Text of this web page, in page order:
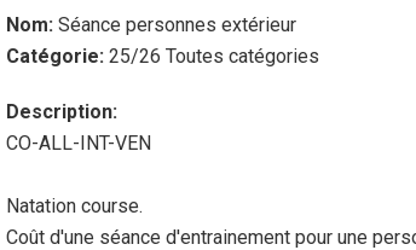
Nom:Séance personnes extérieur
Catégorie:25/26 Toutes catégories
Description:
CO-ALL-INT-VEN
Natation course.
Coût d'une séance d'entrainement pour une